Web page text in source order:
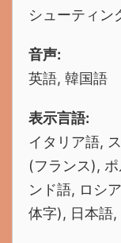
シューティン
音声:
英語, 韓国語
表示言語:
イタリア語,
(フランス),
ンド語, ロシ
体字), 日本語